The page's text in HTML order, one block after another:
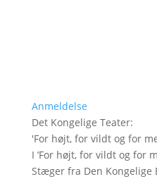
Anmeldelse
Det Kongelige Teater:
'For højt, for vildt og for
I ’For højt, for vildt og for
Stæger fra Den Kongelige